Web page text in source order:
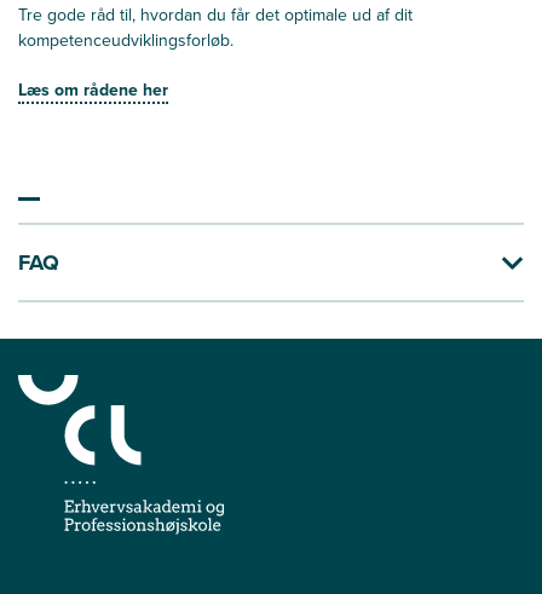
Tre gode råd til, hvordan du får det optimale ud af dit
kompetenceudviklingsforløb.
Læs om rådene her
FAQ